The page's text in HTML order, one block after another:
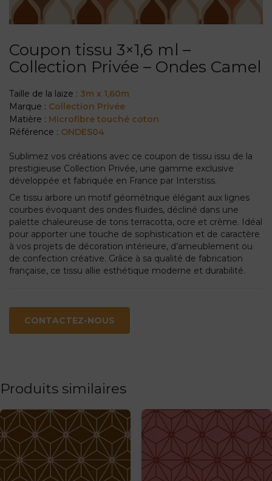
Coupon tissu 3×1,6 ml –
Collection Privée – Ondes Camel
Taille de la laize : 3m x 1,60m
Marque : Collection Privée
Matière : Microfibre touché coton
Référence : ONDES04
Sublimez vos créations avec ce coupon de tissu issu de la
prestigieuse Collection Privée, une gamme exclusive
développée et fabriquée en France par Interstiss.
Ce tissu arbore un motif géométrique élégant aux lignes
courbes évoquant des ondes fluides, décliné dans une
palette chaleureuse de tons terracotta, ocre et crème. Idéal
pour apporter une touche de sophistication et de caractère
à vos projets de décoration intérieure, d’ameublement ou
de confection créative. Grâce à sa qualité de fabrication
française, ce tissu allie esthétique moderne et durabilité.
CONTACTEZ-NOUS
Produits similaires